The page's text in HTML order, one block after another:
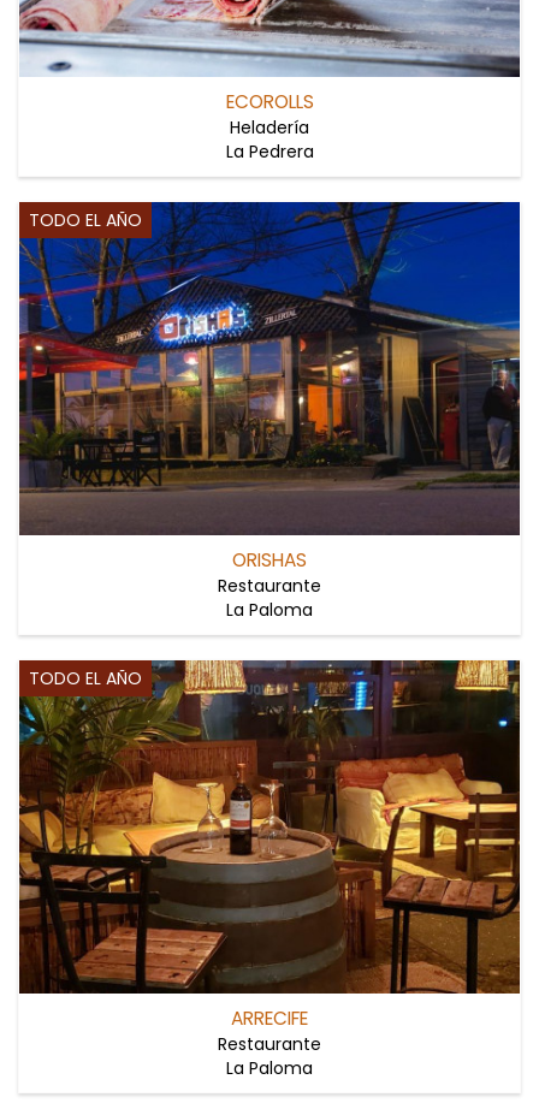
ECOROLLS
Heladería
La Pedrera
TODO EL AÑO
ORISHAS
Restaurante
La Paloma
TODO EL AÑO
ARRECIFE
Restaurante
La Paloma